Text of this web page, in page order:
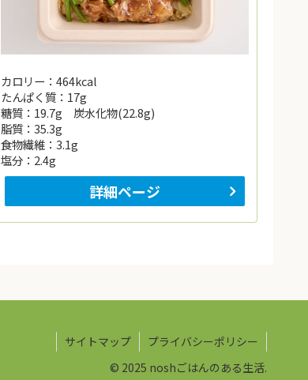
カロリー：464kcal
たんぱく質：17g
糖質：19.7g 炭水化物(22.8g)
脂質：35.3g
食物繊維：3.1g
塩分：2.4g
詳細ページ
サイトマップ
プライバシーポリシー
© 2025 noshごはんのある生活.